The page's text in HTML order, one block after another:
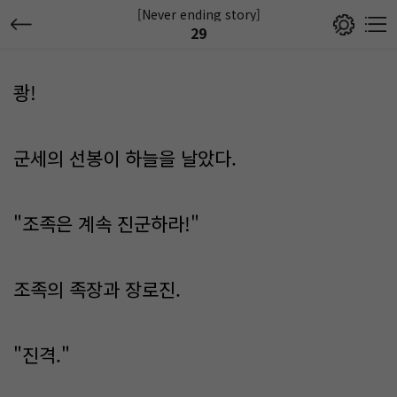
[Never ending story]
29
쾅!
군세의 선봉이 하늘을 날았다.
"조족은 계속 진군하라!"
조족의 족장과 장로진.
"진격."